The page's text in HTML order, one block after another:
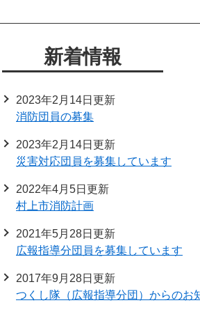
新着情報
2023年2月14日更新
消防団員の募集
2023年2月14日更新
災害対応団員を募集しています
2022年4月5日更新
村上市消防計画
2021年5月28日更新
広報指導分団員を募集しています
2017年9月28日更新
つくし隊（広報指導分団）からのお